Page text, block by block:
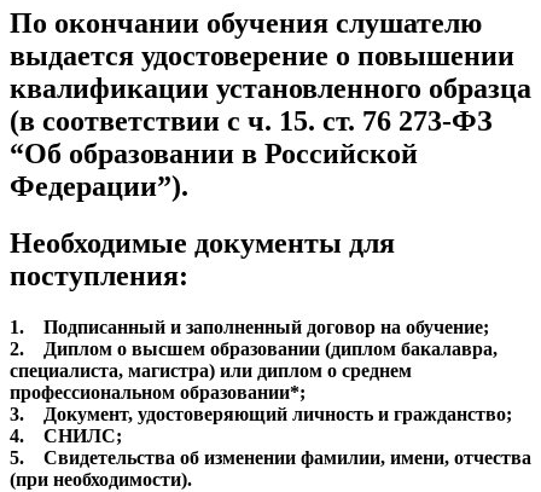
По окончании обучения слушателю
выдается удостоверение о повышении
квалификации установленного образца
(в соответствии с ч. 15. ст. 76 273-ФЗ
“Об образовании в Российской
Федерации”).
Необходимые документы для
поступления:
1. Подписанный и заполненный договор на обучение;
2. Диплом о высшем образовании (диплом бакалавра,
специалиста, магистра) или диплом о среднем
профессиональном образовании*;
3. Документ, удостоверяющий личность и гражданство;
4. СНИЛС;
5. Свидетельства об изменении фамилии, имени, отчества
(при необходимости).